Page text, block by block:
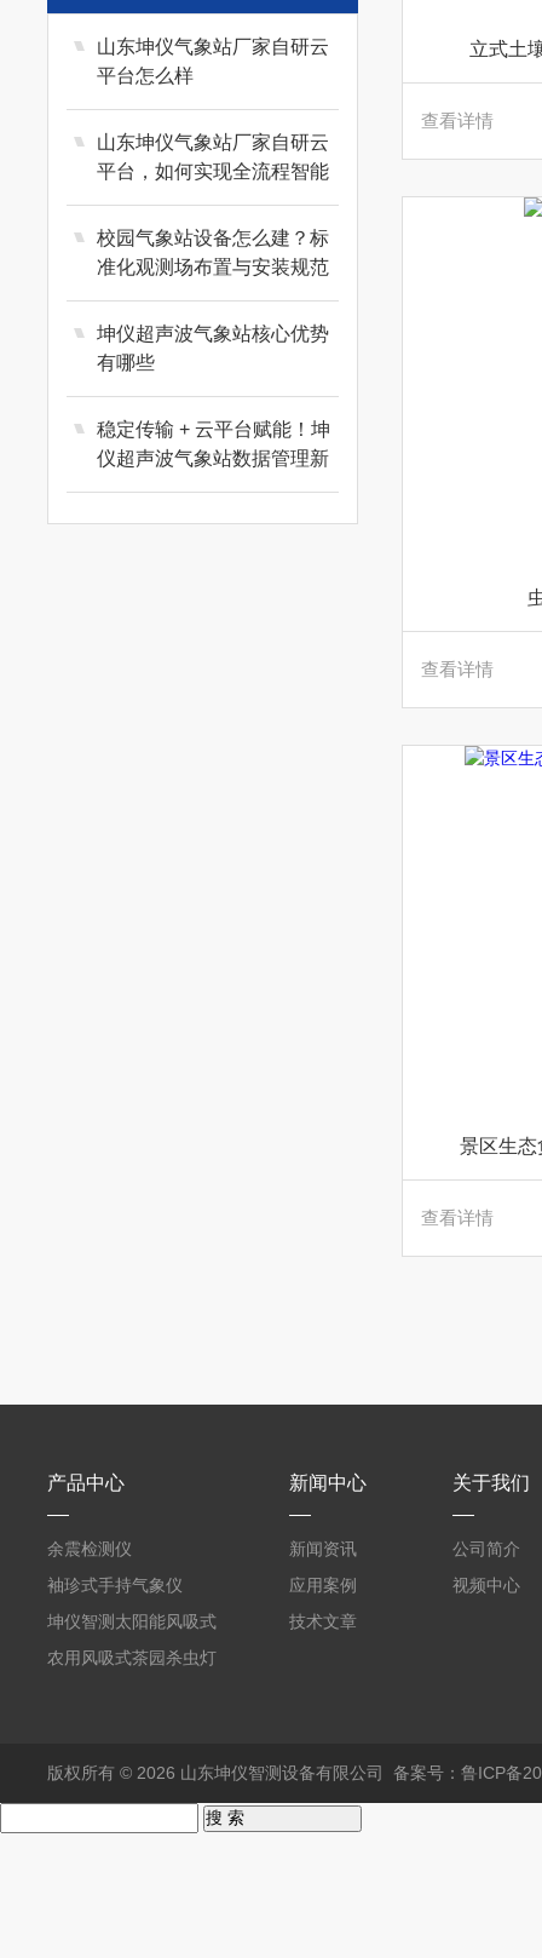
山东坤仪气象站厂家自研云
平台怎么样
山东坤仪气象站厂家自研云
平台，如何实现全流程智能
监测与预警
校园气象站设备怎么建？标
准化观测场布置与安装规范
详解
坤仪超声波气象站核心优势
有哪些
稳定传输 + 云平台赋能！坤
仪超声波气象站数据管理新
体验
立式土
查看详情
查看详情
景区生
查看详情
产品中心
余震检测仪
袖珍式手持气象仪
坤仪智测太阳能风吸式
杀虫灯
农用风吸式茶园杀虫灯
新闻中心
新闻资讯
应用案例
技术文章
关于我们
公司简介
视频中心
版权所有 © 2026 山东坤仪智测设备有限公司 备案号：鲁ICP备